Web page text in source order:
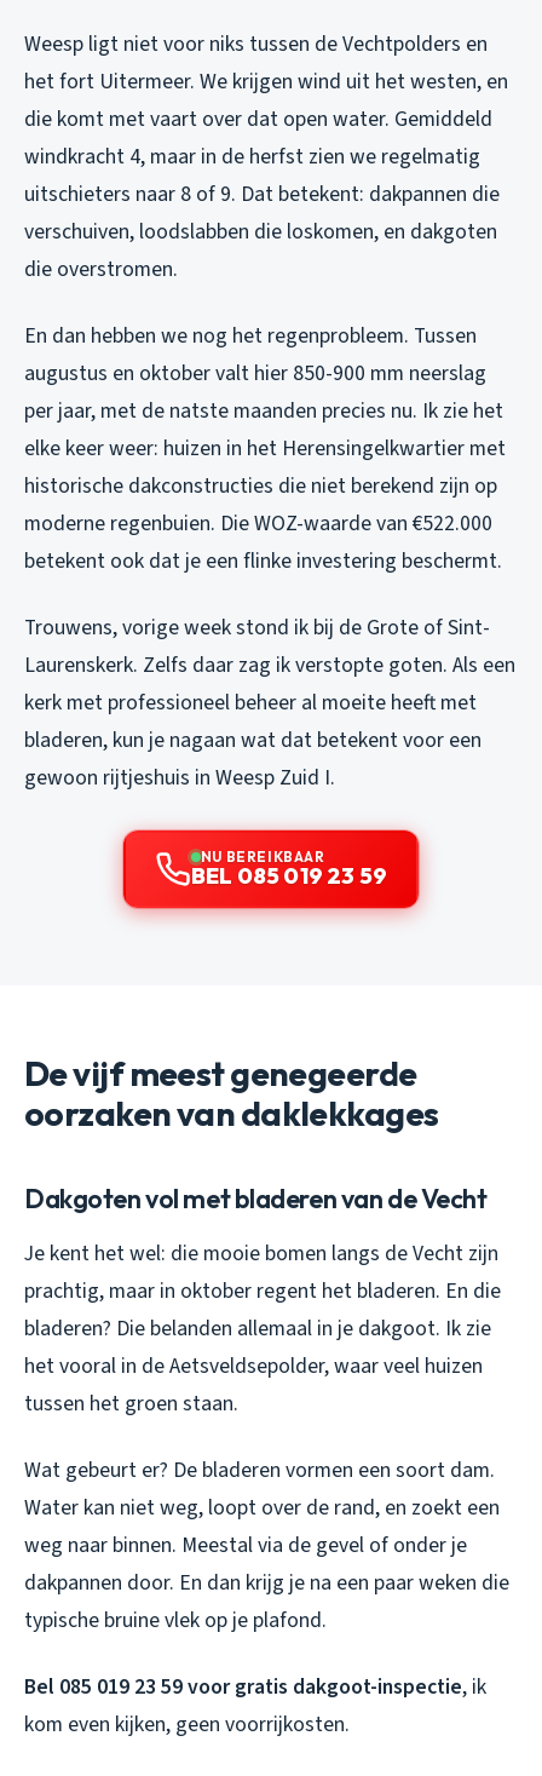
Weesp ligt niet voor niks tussen de Vechtpolders en
het fort Uitermeer. We krijgen wind uit het westen, en
die komt met vaart over dat open water. Gemiddeld
windkracht 4, maar in de herfst zien we regelmatig
uitschieters naar 8 of 9. Dat betekent: dakpannen die
verschuiven, loodslabben die loskomen, en dakgoten
die overstromen.
En dan hebben we nog het regenprobleem. Tussen
augustus en oktober valt hier 850-900 mm neerslag
per jaar, met de natste maanden precies nu. Ik zie het
elke keer weer: huizen in het Herensingelkwartier met
historische dakconstructies die niet berekend zijn op
moderne regenbuien. Die WOZ-waarde van €522.000
betekent ook dat je een flinke investering beschermt.
Trouwens, vorige week stond ik bij de Grote of Sint-
Laurenskerk. Zelfs daar zag ik verstopte goten. Als een
kerk met professioneel beheer al moeite heeft met
bladeren, kun je nagaan wat dat betekent voor een
gewoon rijtjeshuis in Weesp Zuid I.
NU BEREIKBAAR
BEL 085 019 23 59
De vijf meest genegeerde
oorzaken van daklekkages
Dakgoten vol met bladeren van de Vecht
Je kent het wel: die mooie bomen langs de Vecht zijn
prachtig, maar in oktober regent het bladeren. En die
bladeren? Die belanden allemaal in je dakgoot. Ik zie
het vooral in de Aetsveldsepolder, waar veel huizen
tussen het groen staan.
Wat gebeurt er? De bladeren vormen een soort dam.
Water kan niet weg, loopt over de rand, en zoekt een
weg naar binnen. Meestal via de gevel of onder je
dakpannen door. En dan krijg je na een paar weken die
typische bruine vlek op je plafond.
Bel 085 019 23 59 voor gratis dakgoot-inspectie, ik
kom even kijken, geen voorrijkosten.